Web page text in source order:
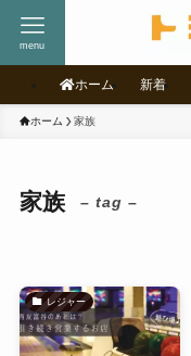
menu
ホーム 新着
ホーム 家族
家族 – tag –
レジャー